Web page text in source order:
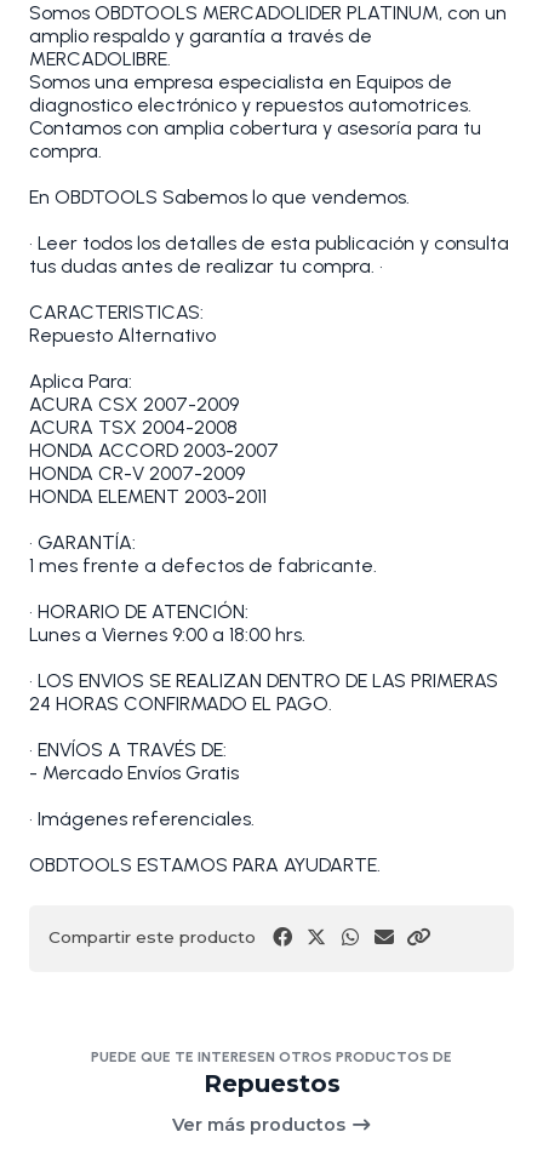
Somos OBDTOOLS MERCADOLIDER PLATINUM, con un
amplio respaldo y garantía a través de
MERCADOLIBRE.
Somos una empresa especialista en Equipos de
diagnostico electrónico y repuestos automotrices.
Contamos con amplia cobertura y asesoría para tu
compra.
En OBDTOOLS Sabemos lo que vendemos.
• Leer todos los detalles de esta publicación y consulta
tus dudas antes de realizar tu compra. •
CARACTERISTICAS:
Repuesto Alternativo
Aplica Para:
ACURA CSX 2007-2009
ACURA TSX 2004-2008
HONDA ACCORD 2003-2007
HONDA CR-V 2007-2009
HONDA ELEMENT 2003-2011
• GARANTÍA:
1 mes frente a defectos de fabricante.
• HORARIO DE ATENCIÓN:
Lunes a Viernes 9:00 a 18:00 hrs.
• LOS ENVIOS SE REALIZAN DENTRO DE LAS PRIMERAS
24 HORAS CONFIRMADO EL PAGO.
• ENVÍOS A TRAVÉS DE:
- Mercado Envíos Gratis
• Imágenes referenciales.
OBDTOOLS ESTAMOS PARA AYUDARTE.
Compartir este producto
PUEDE QUE TE INTERESEN OTROS PRODUCTOS DE
Repuestos
Ver más productos